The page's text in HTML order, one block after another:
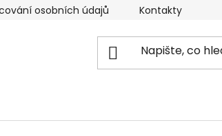
osobních údajů Kontakty